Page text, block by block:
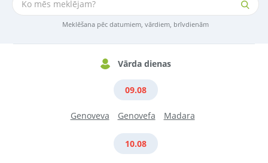
Meklēšana pēc datumiem, vārdiem, brīvdienām
Vārda dienas
09.08
Genoveva Genovefa Madara
10.08